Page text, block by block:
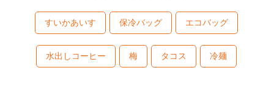
すいかあいす 保冷バッグ エコバッグ
水出しコーヒー 梅 タコス 冷麺